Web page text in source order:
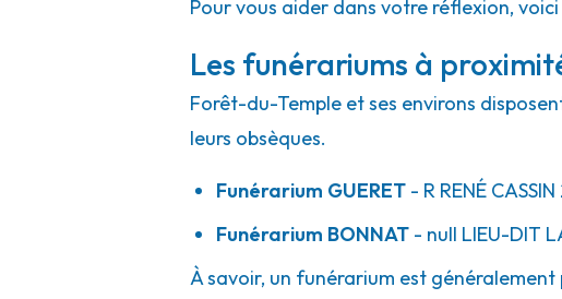
Pour vous aider dans votre réflexion,
Les funérariums à
Forêt-du-Temple et ses environs
leurs obsèques.
Funérarium GUERET - R RENÉ CASSIN
Funérarium BONNAT - null LIEU-DIT
À savoir, un funérarium est